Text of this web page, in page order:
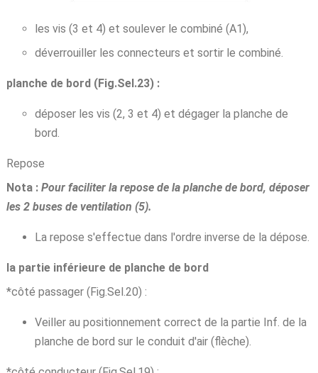
les vis (3 et 4) et soulever le combiné (A1),
déverrouiller les connecteurs et sortir le combiné.
planche de bord (Fig.Sel.23) :
déposer les vis (2, 3 et 4) et dégager la planche de
bord.
Repose
Nota : Pour faciliter la repose de la planche de bord, déposer
les 2 buses de ventilation (5).
La repose s'effectue dans l'ordre inverse de la dépose.
la partie inférieure de planche de bord
*côté passager (Fig.Sel.20) :
Veiller au positionnement correct de la partie Inf. de la
planche de bord sur le conduit d'air (flèche).